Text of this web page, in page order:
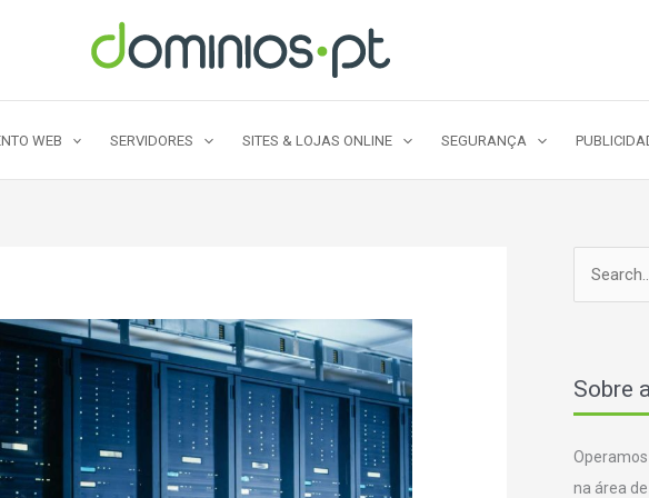
WEB SERVIDORES SITES & LOJAS ONLINE SEGURANÇA
c
f
Sobre
na área